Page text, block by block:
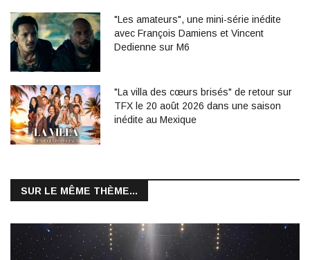
"Les amateurs", une mini-série inédite
avec François Damiens et Vincent
Dedienne sur M6
"La villa des cœurs brisés" de retour sur
TFX le 20 août 2026 dans une saison
inédite au Mexique
SUR LE MÊME THÈME...